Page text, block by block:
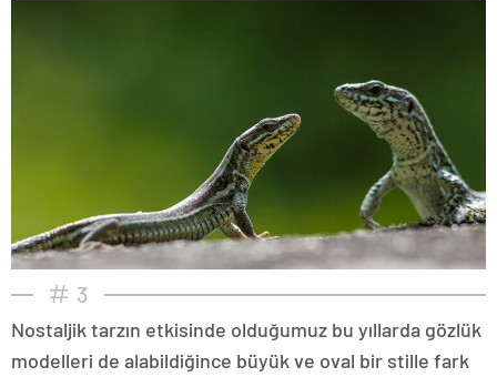
3
Nostaljik tarzın etkisinde olduğumuz bu yıllarda gözlük
modelleri de alabildiğince büyük ve oval bir stille fark